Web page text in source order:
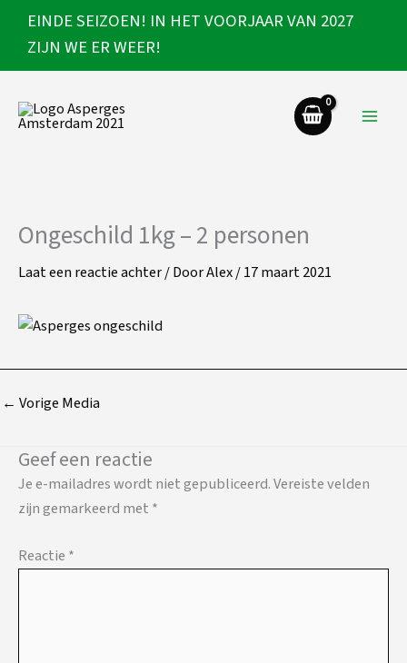
EINDE SEIZOEN! IN HET VOORJAAR VAN 2027
ZIJN WE ER WEER!
Ongeschild 1kg – 2 personen
Laat een reactie achter/ DoorAlex/17 maart 2021
← Vorige Media
Geef een reactie
Je e-mailadres wordt niet gepubliceerd.Vereiste velden
zijn gemarkeerd met *
Reactie *